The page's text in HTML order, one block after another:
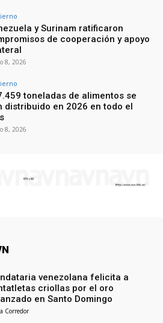
y Surinam ratificaron
de cooperación y apoyo
8, 2026
toneladas de alimentos se
distribuido en 2026 en todo el
8, 2026
venezolana felicita a
criollas por el oro
en Santo Domingo
Corredor